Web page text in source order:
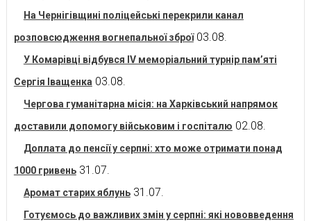
На Чернігівщині поліцейські перекрили канал
розповсюдження вогнепальної зброї 03.08.
У Комарівці відбувся IV меморіальний турнір пам’яті
Сергія Іващенка 03.08.
Чергова гуманітарна місія: на Харківський напрямок
доставили допомогу військовим і госпіталю 02.08.
Доплата до пенсії у серпні: хто може отримати понад
1000 гривень 31.07.
Аромат старих яблунь 31.07.
Готуємось до важливих змін у серпні: які нововведення